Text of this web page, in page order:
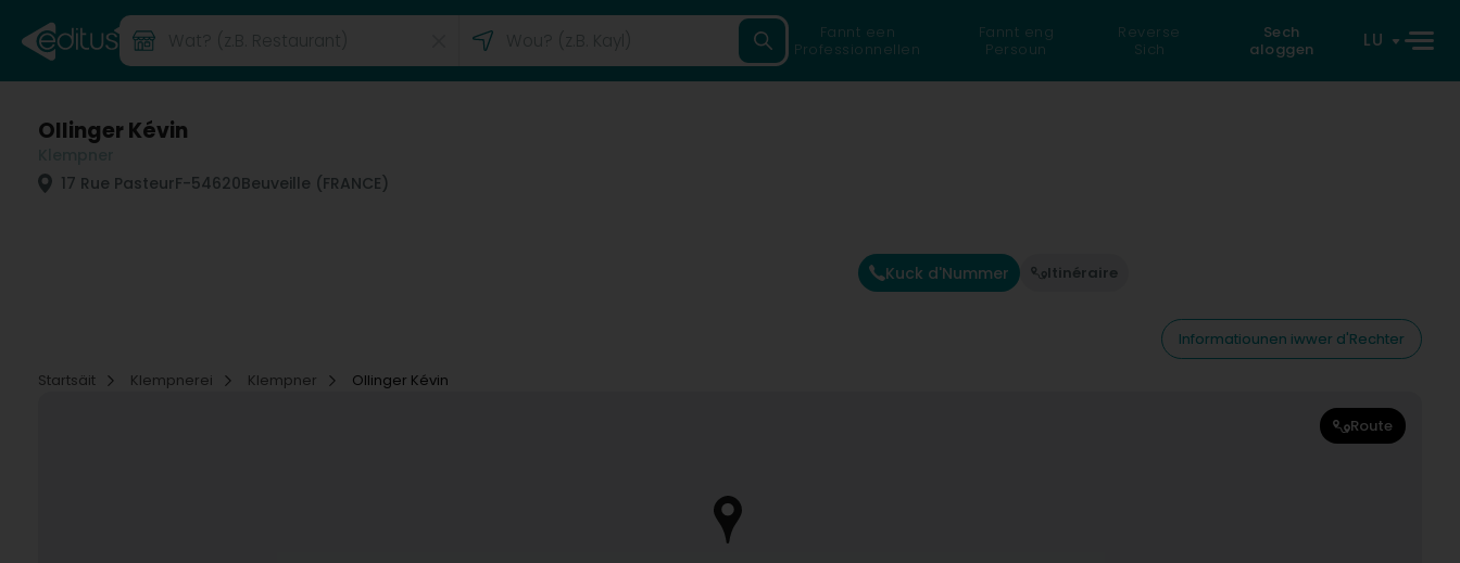
Fannt een
Professionnellen
Fannt eng
Persoun
Reverse
Sich
Sech
aloggen
LU
Ollinger Kévin
17 Rue PasteurF-54620Beuveille (FRANCE)
Kuck d'Nummer Itinéraire
Informatiounen iwwer d'Rechter
Startsäit
Klempnerei Klempner Ollinger Kévin
Route